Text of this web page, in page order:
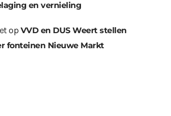
en vernieling
op VVD en DUS Weert stellen
fonteinen Nieuwe Markt